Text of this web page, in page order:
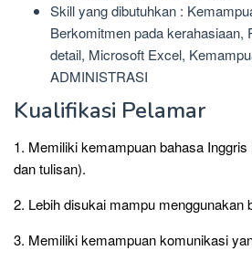
Skill yang dibutuhkan :
Berkomitmen pada kerahasiaan,
detail, Microsoft Excel,
ADMINISTRASI
Kualifikasi Pelamar
1. Memiliki kemampuan bahasa
dan tulisan).
2. Lebih disukai mampu menggunakan
3. Memiliki kemampuan komunikasi